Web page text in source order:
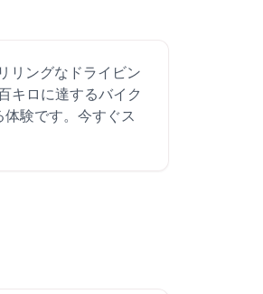
リングなドライビン
キロに達するバイク
験です。今すぐス